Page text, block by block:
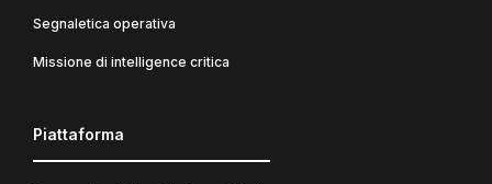
Segnaletica operativa
Missione di intelligence critica
Piattaforma